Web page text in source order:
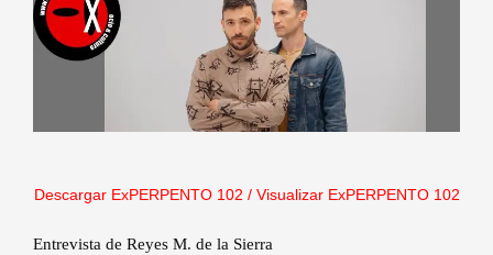
Descargar ExPERPENTO 102 / Visualizar ExPERPENTO 102
Entrevista de Reyes M. de la Sierra